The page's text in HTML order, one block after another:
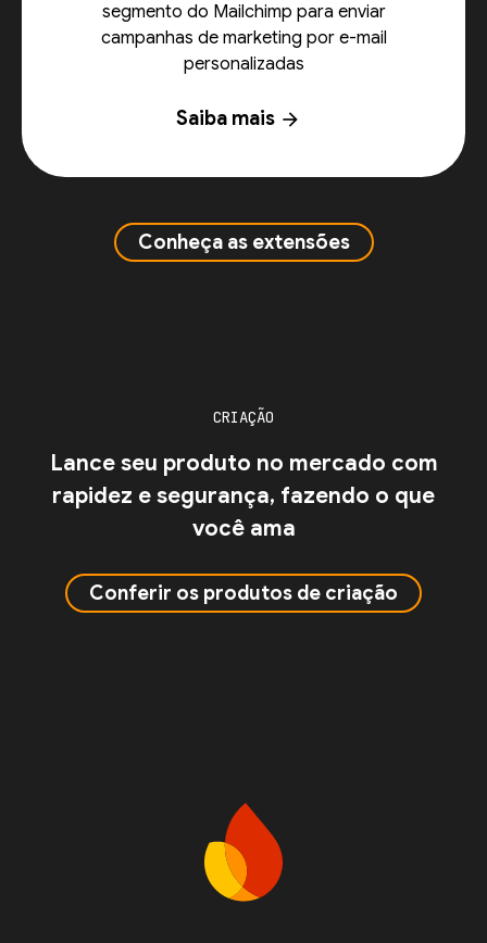
segmento do Mailchimp para enviar
campanhas de marketing por e-mail
personalizadas
Saiba mais arrow_forward
Conheça as extensões
CRIAÇÃO
Lance seu produto no mercado com
rapidez e segurança, fazendo o que
você ama
Conferir os produtos de criação